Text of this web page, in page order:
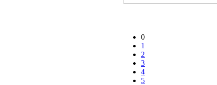
0
1
2
3
4
5